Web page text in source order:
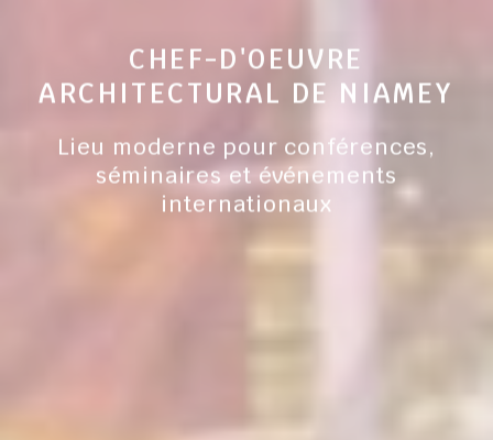
CHEF-D'OEUVRE
ARCHITECTURAL DE NIAMEY
Lieu moderne pour conférences,
séminaires et événements
internationaux